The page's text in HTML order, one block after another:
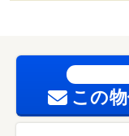
この